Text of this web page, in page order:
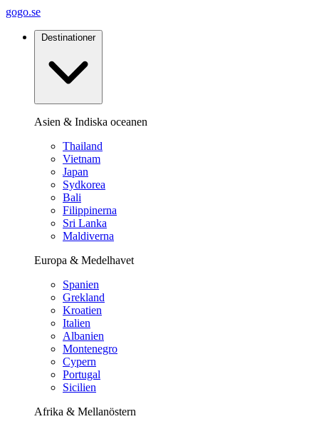
gogo.se
Destinationer
Asien & Indiska oceanen
Thailand
Vietnam
Japan
Sydkorea
Bali
Filippinerna
Sri Lanka
Maldiverna
Europa & Medelhavet
Spanien
Grekland
Kroatien
Italien
Albanien
Montenegro
Cypern
Portugal
Sicilien
Afrika & Mellanöstern